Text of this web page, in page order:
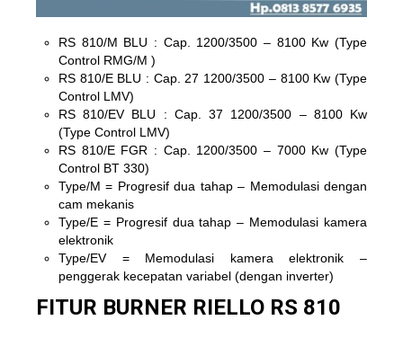
RS 810/M BLU : Cap. 1200/3500 – 8100 Kw (Type
Control RMG/M )
RS 810/E BLU : Cap. 27 1200/3500 – 8100 Kw (Type
Control LMV)
RS 810/EV BLU : Cap. 37 1200/3500 – 8100 Kw
(Type Control LMV)
RS 810/E FGR : Cap. 1200/3500 – 7000 Kw (Type
Control BT 330)
Type/M = Progresif dua tahap – Memodulasi dengan
cam mekanis
Type/E = Progresif dua tahap – Memodulasi kamera
elektronik
Type/EV = Memodulasi kamera elektronik –
penggerak kecepatan variabel (dengan inverter)
FITUR BURNER RIELLO RS 810